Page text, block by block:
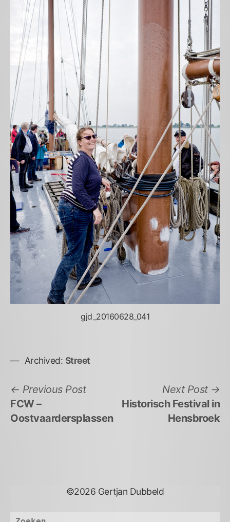
gjd_20160628_041
Archived: Street
Bericht
navigatie
Previous PostPrevious
FCW –
Oostvaardersplassen
Next Post
Historisch Festival in
Hensbroek
©2026 Gertjan Dubbeld
Zoeken